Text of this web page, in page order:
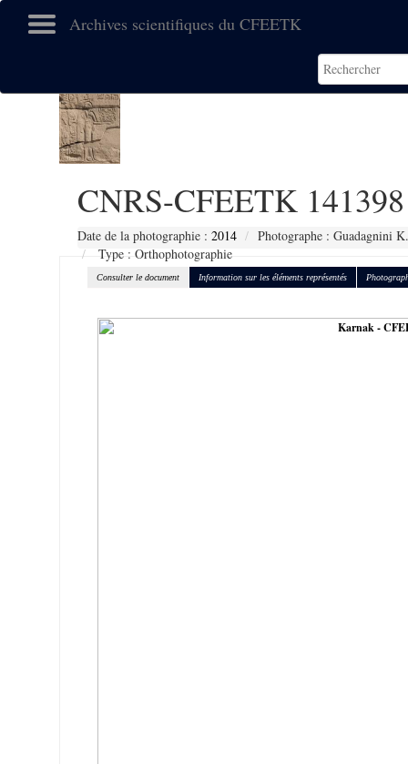
Archives scientifiques du CFEETK
CNRS-CFEETK 141398
Date de la photographie : 2014
Photographe : Guadagnini K.
Type : Orthophotographie
Consulter le document Information sur les éléments représentés